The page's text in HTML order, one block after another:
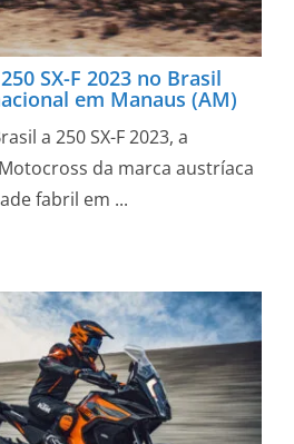
SX-F 2023 no Brasil
em Manaus (AM)
a 250 SX-F 2023, a
da marca austríaca
fabril em ...